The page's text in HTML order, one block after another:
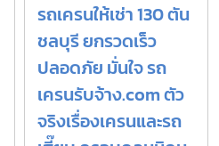
รถเครนให้เช่า 130 ตัน
ชลบุรี ยกรวดเร็ว
ปลอดภัย มั่นใจ รถ
เครนรับจ้าง.com ตัว
จริงเรื่องเครนและรถ